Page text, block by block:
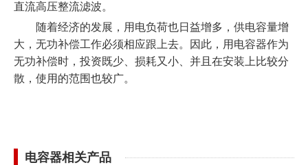
直流高压整流滤波。
随着经济的发展，用电负荷也日益增多，供电容量增
大，无功补偿工作必须相应跟上去。因此，用电容器作为
无功补偿时，投资既少、损耗又小、并且在安装上比较分
散，使用的范围也较广。
电容器相关产品